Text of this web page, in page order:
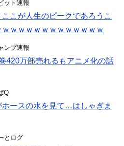
ット速報
ここが人生のピークであろうこ
ｗｗｗｗｗｗｗｗｗｗｗｗ
ンプ速報
420万部売れるもアニメ化の話
Q
ースの水を見て…はしゃぎま
とログ